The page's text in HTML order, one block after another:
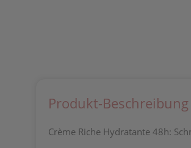
Produkt-Beschreibung
Crème Riche Hydratante 48h: